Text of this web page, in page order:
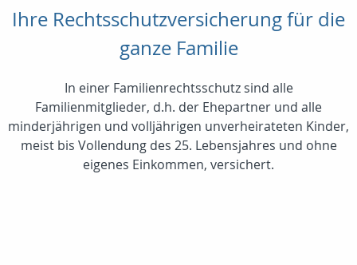
Ihre Rechtsschutzversicherung für die
ganze Familie
In einer Familienrechtsschutz sind alle
Familienmitglieder, d.h. der Ehepartner und alle
minderjährigen und volljährigen unverheirateten Kinder,
meist bis Vollendung des 25. Lebensjahres und ohne
eigenes Einkommen, versichert.